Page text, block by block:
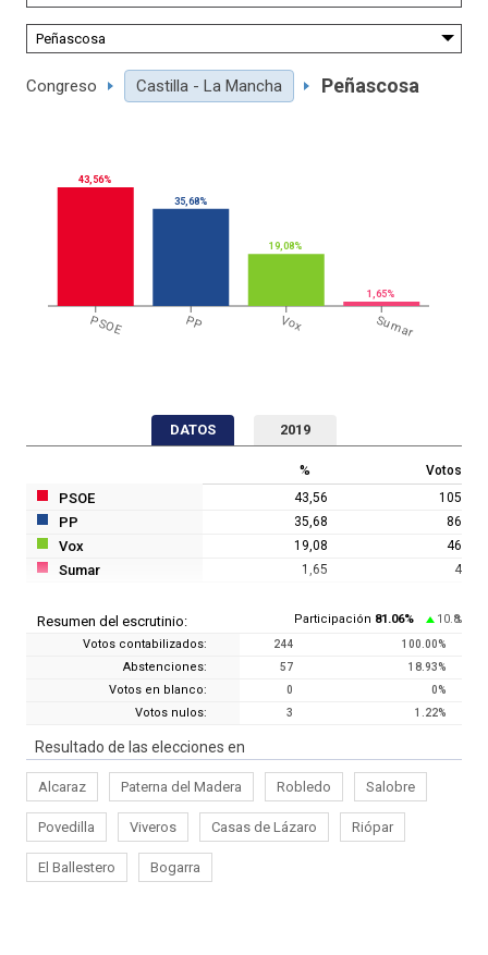
Congreso Castilla - La Mancha Peñascosa
PSOE PP Vox Sumar
43,56%
35,68%
19,08%
1,65%
DATOS 2019
% Votos
PSOE 43,56 105
PP 35,68 86
Vox 19,08 46
Sumar 1,65 4
Resumen del escrutinio: Participación 81.06% 10.8%
Votos contabilizados: 244 100.00%
Abstenciones: 57 18.93%
Votos en blanco: 0 0%
Votos nulos: 3 1.22%
Resultado de las elecciones en
Alcaraz Paterna del Madera Robledo Salobre
Povedilla Viveros Casas de Lázaro Riópar
El Ballestero Bogarra